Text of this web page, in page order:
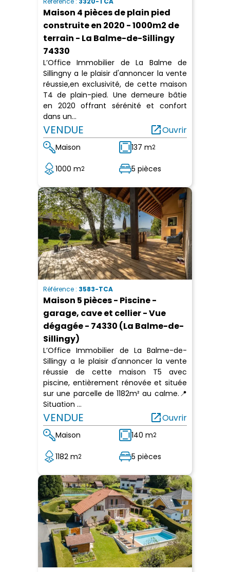
Maison 4 pièces de plain pied
construite en 2020 - 1000m2 de
terrain - La Balme-de-Sillingy
74330
L’Office Immobilier de La Balme de
Sillingny a le plaisir d'annoncer la vente
réussie,en exclusivité, de cette maison
T4 de plain-pied. Une demeure bâtie
en 2020 offrant sérénité et confort
dans un...
VENDUE open_in_newOuvrir
Maison 137 m2
1000 m2 5 pièces
Référence : 3583-TCA
Maison 5 pièces - Piscine -
garage, cave et cellier - Vue
dégagée - 74330 (La Balme-de-
Sillingy)
L’Office Immobilier de La Balme-de-
Sillingy a le plaisir d'annoncer la vente
réussie de cette maison T5 avec
piscine, entièrement rénovée et située
sur une parcelle de 1182m² au calme.📍
Situation ...
VENDUE open_in_newOuvrir
Maison 140 m2
1182 m2 5 pièces